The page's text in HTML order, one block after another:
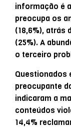
informação é
preocupa os
(18,6%), atrás
(25%). A
o terceiro
Questionados
preocupante
indicaram a
conteúdos
14,4%